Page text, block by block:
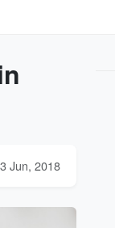
Jun, 2018